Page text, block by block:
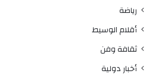
رياضة
أقلام الوسيط
ثقافة وفن
أخبار دولية